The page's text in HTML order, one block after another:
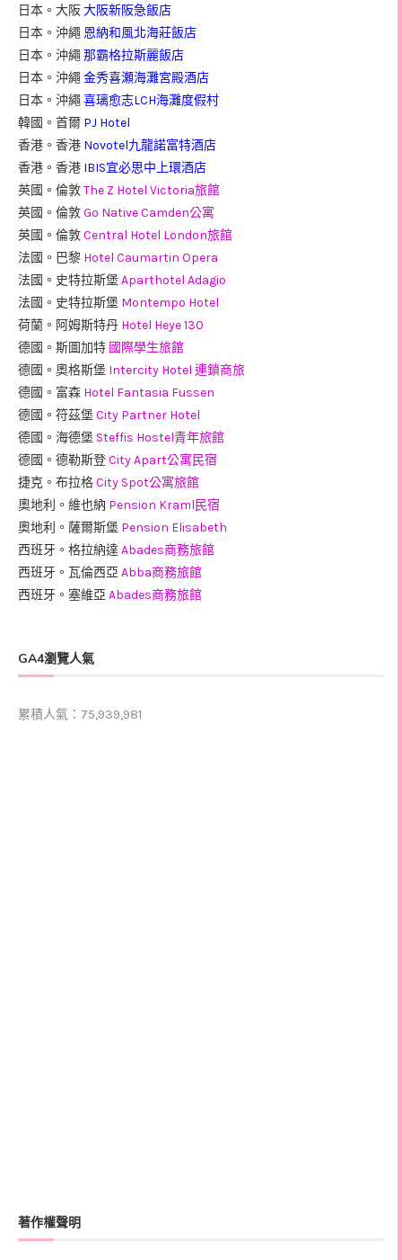
日本。大阪大阪新阪急飯店
日本。沖繩 恩納和風北海莊飯店
日本。沖繩那霸格拉斯麗飯店
日本。沖繩金秀喜瀬海灘宮殿酒店
日本。沖繩喜璃愈志LCH海灘度假村
韓國。首爾 PJ Hotel
香港。香港 Novotel九龍諾富特酒店
香港。香港 IBIS宜必思中上環酒店
英國。倫敦The Z Hotel Victoria旅館
英國。倫敦Go Native Camden公寓
英國。倫敦Central Hotel London旅館
法國。巴黎 Hotel Caumartin Opera
法國。史特拉斯堡 Aparthotel Adagio
法國。史特拉斯堡 Montempo Hotel
荷蘭。阿姆斯特丹 Hotel Heye 130
德國。斯圖加特 國際學生旅館
德國。奧格斯堡 Intercity Hotel 連鎖商旅
德國。富森 Hotel Fantasia Fussen
德國。符茲堡 City Partner Hotel
德國。海德堡 Steffis Hostel青年旅館
德國。德勒斯登City Apart公寓民宿
捷克。布拉格City Spot公寓旅館
奧地利。維也納 Pension Kraml民宿
奧地利。薩爾斯堡 Pension Elisabeth
西班牙。格拉納達 Abades商務旅館
西班牙。瓦倫西亞 Abba商務旅館
西班牙。塞維亞 Abades商務旅館
GA4瀏覽人氣
累積人氣：75,939,981
著作權聲明